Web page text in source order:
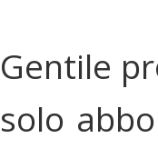
Gentile
solo